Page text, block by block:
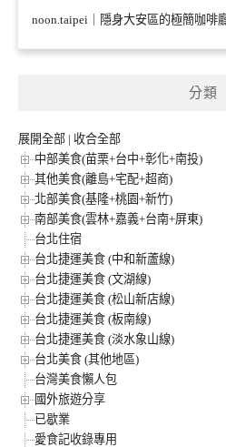
noon.taipei｜隱身大安區的極簡咖啡
分類
展開全部 | 收合全部
中部美食(苗栗+台中+彰化+南投)
其他美食(離島+宅配+超商)
北部美食(基隆+桃園+新竹)
南部美食(雲林+嘉義+台南+屏東)
台北住宿
台北捷運美食 (中和新蘆線)
台北捷運美食 (文湖線)
台北捷運美食 (松山新店線)
台北捷運美食 (板南線)
台北捷運美食 (淡水象山線)
台北美食 (其他地區)
台灣美食懶人包
國外旅遊分享
已歇業
愛食記收錄專用